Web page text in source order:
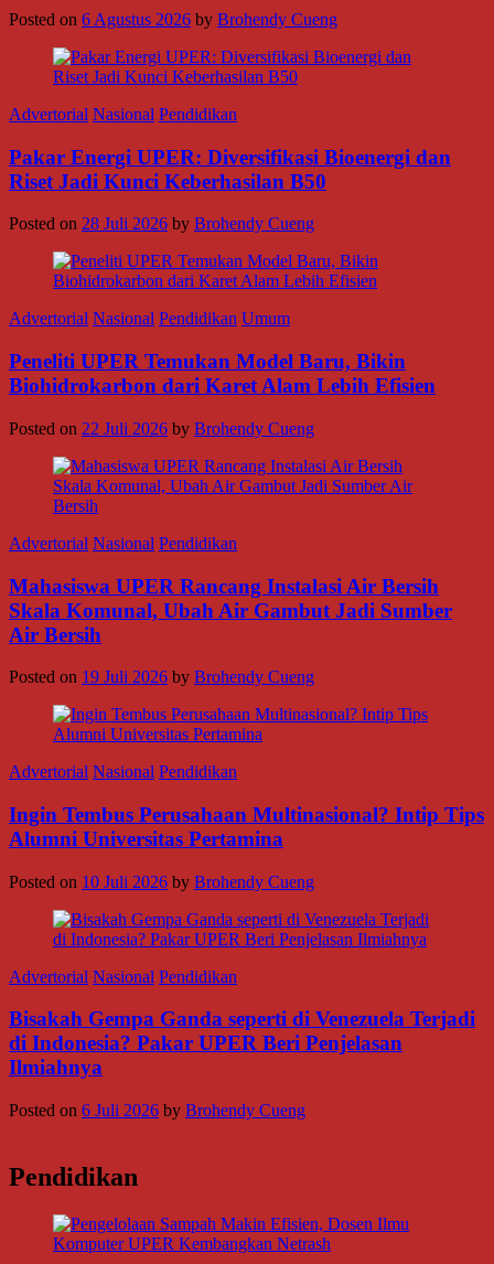
Posted on 6 Agustus 2026 by Brohendy Cueng
Advertorial Nasional Pendidikan
Pakar Energi UPER: Diversifikasi Bioenergi dan
Riset Jadi Kunci Keberhasilan B50
Posted on 28 Juli 2026 by Brohendy Cueng
Advertorial Nasional Pendidikan Umum
Peneliti UPER Temukan Model Baru, Bikin
Biohidrokarbon dari Karet Alam Lebih Efisien
Posted on 22 Juli 2026 by Brohendy Cueng
Advertorial Nasional Pendidikan
Mahasiswa UPER Rancang Instalasi Air Bersih
Skala Komunal, Ubah Air Gambut Jadi Sumber
Air Bersih
Posted on 19 Juli 2026 by Brohendy Cueng
Advertorial Nasional Pendidikan
Ingin Tembus Perusahaan Multinasional? Intip Tips
Alumni Universitas Pertamina
Posted on 10 Juli 2026 by Brohendy Cueng
Advertorial Nasional Pendidikan
Bisakah Gempa Ganda seperti di Venezuela Terjadi
di Indonesia? Pakar UPER Beri Penjelasan
Ilmiahnya
Posted on 6 Juli 2026 by Brohendy Cueng
Pendidikan